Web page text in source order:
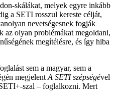
skálákat, melyek egyre inkább
a SETI rosszul kereste célját,
nevetségesnek fogják
az olyan problémákat megoldani,
megítélésre, és így hiba
sem a magyar, sem a
megjelent A SETI szépségével
szal – foglalkozni. Mert